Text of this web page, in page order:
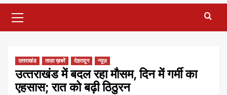
Menu
उत्तराखंड ताज़ा ख़बरें देहरादून न्यूज़
उत्‍तराखंड में बदल रहा मौसम, दिन में गर्मी का
एहसास; रात को बढ़ी ठिठुरन